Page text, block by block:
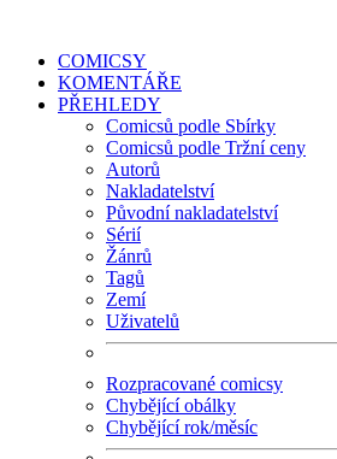
COMICSY
KOMENTÁŘE
PŘEHLEDY
Comicsů podle Sbírky
Comicsů podle Tržní ceny
Autorů
Nakladatelství
Původní nakladatelství
Sérií
Žánrů
Tagů
Zemí
Uživatelů
Rozpracované comicsy
Chybějící obálky
Chybějící rok/měsíc